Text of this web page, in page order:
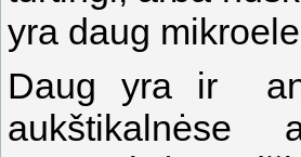
yra daug
Daug yra ir
aukštikalnėse